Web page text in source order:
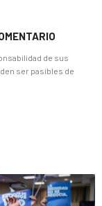
de sus
ser pasibles de